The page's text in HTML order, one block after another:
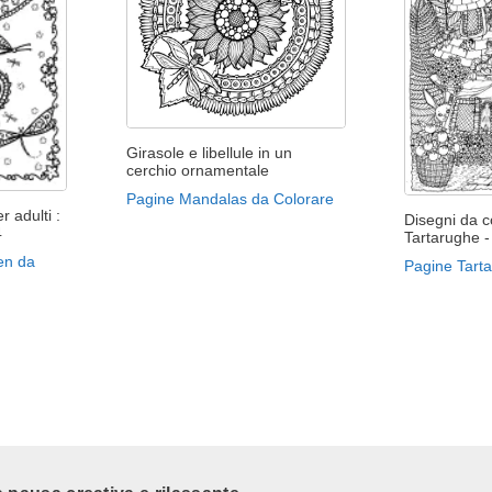
adulti :
da
Girasole e libellule in un
cerchio ornamentale
Pagine Mandalas da Colorare
Disegni da
Tartarughe
Pagine